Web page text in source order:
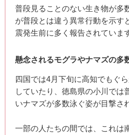
普段見ることのない生き物が多
が普段とは違う異常行動を示す
震発生前に多く報告されていま
懸念されるモグラやナマズの多
四国では4月下旬に高知でもぐ
していたり、徳島県の小川では
いナマズが多数泳ぐ姿が目撃さ
一部の人たちの間では、これは